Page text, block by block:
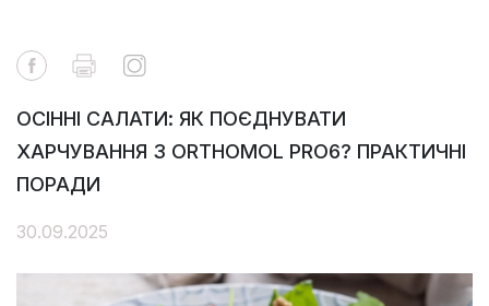
ОСІННІ САЛАТИ: ЯК ПОЄДНУВАТИ
ХАРЧУВАННЯ З ORTHOMOL PRO6? ПРАКТИЧНІ
ПОРАДИ
30.09.2025